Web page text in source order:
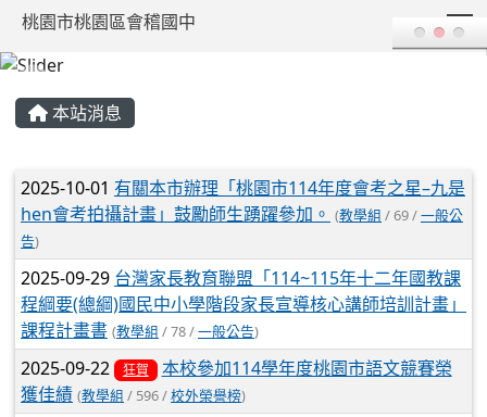
桃園市桃園區會稽國中
本站消息
文章列表
2025-10-01 有關本市辦理「桃園市114年度會考之星–九是
hen會考拍攝計畫」鼓勵師生踴躍參加。 (教學組 / 69 /一般公
告)
2025-09-29 台灣家長教育聯盟「114~115年十二年國教課
程綱要(總綱)國民中小學階段家長宣導核心講師培訓計畫」
課程計畫書 (教學組 / 78 /一般公告)
2025-09-22 狂賀
本校參加114學年度桃園市語文競賽榮
獲佳績 (教學組 / 596 /校外榮譽榜)